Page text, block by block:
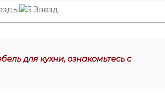
для кухни, ознакомьтесь с